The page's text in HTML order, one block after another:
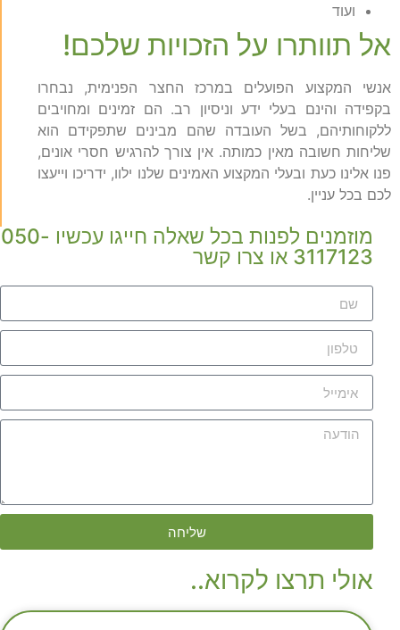
ועוד
אל תוותרו על הזכויות שלכם!
אנשי המקצוע הפועלים במרכז החצר הפנימית, נבחרו
בקפידה והינם בעלי ידע וניסיון רב. הם זמינים ומחויבים
ללקוחותיהם, בשל העובדה שהם מבינים שתפקידם הוא
שליחות חשובה מאין כמותה. אין צורך להרגיש חסרי אונים,
פנו אלינו כעת ובעלי המקצוע האמינים שלנו ילוו, ידריכו וייעצו
לכם בכל עניין.
מוזמנים לפנות בכל שאלה חייגו עכשיו 050-
3117123 או צרו קשר
שליחה
אולי תרצו לקרוא..